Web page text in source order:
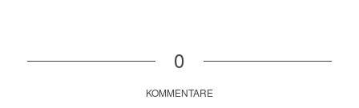
0
KOMMENTARE